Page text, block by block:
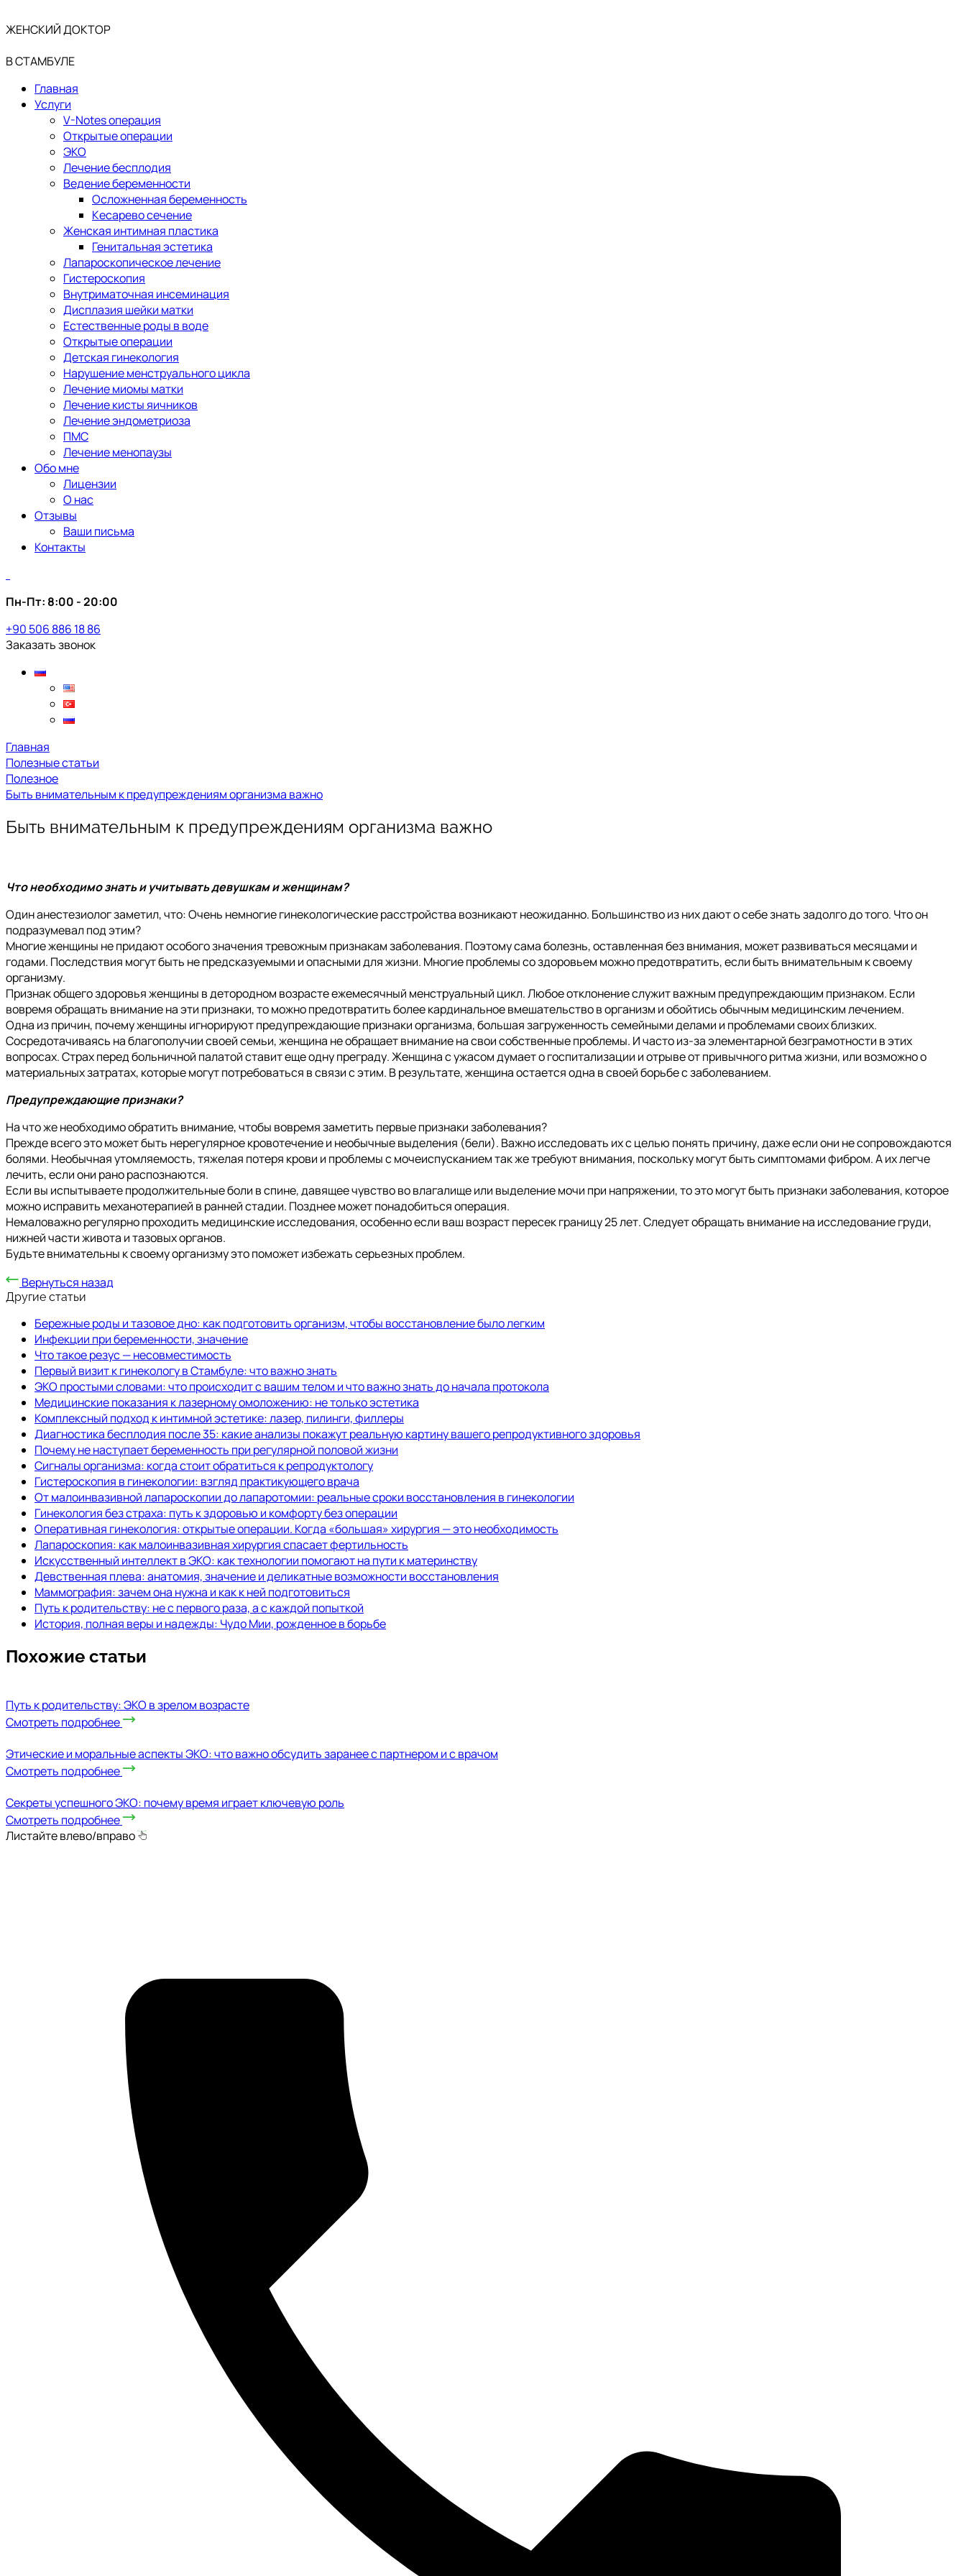
ЖЕНСКИЙ ДОКТОР
В СТАМБУЛЕ
Главная
Услуги
V-Notes операция
Открытые операции
ЭКО
Лечение бесплодия
Ведение беременности
Осложненная беременность
Кесарево сечение
Женская интимная пластика
Генитальная эстетика
Лапароскопическое лечение
Гистероскопия
Внутриматочная инсеминация
Дисплазия шейки матки
Естественные роды в воде
Открытые операции
Детская гинекология
Нарушение менструального цикла
Лечение миомы матки
Лечение кисты яичников
Лечение эндометриоза
ПМС
Лечение менопаузы
Обо мне
Лицензии
О нас
Отзывы
Ваши письма
Контакты
Пн-Пт: 8:00 - 20:00
+90 506 886 18 86
Заказать звонок
Главная
Полезные статьи
Полезное
Быть внимательным к предупреждениям организма важно
Быть внимательным к предупреждениям организма важно
Что необходимо знать и учитывать девушкам и женщинам?
Один анестезиолог заметил, что: Очень немногие гинекологические расстройства возникают неожиданно. Большинство из них дают о себе знать задолго до того. Что он
подразумевал под этим?
Многие женщины не придают особого значения тревожным признакам заболевания. Поэтому сама болезнь, оставленная без внимания, может развиваться месяцами и
годами. Последствия могут быть не предсказуемыми и опасными для жизни. Многие проблемы со здоровьем можно предотвратить, если быть внимательным к своему
организму.
Признак общего здоровья женщины в детородном возрасте ежемесячный менструальный цикл. Любое отклонение служит важным предупреждающим признаком. Если
вовремя обращать внимание на эти признаки, то можно предотвратить более кардинальное вмешательство в организм и обойтись обычным медицинским лечением.
Одна из причин, почему женщины игнорируют предупреждающие признаки организма, большая загруженность семейными делами и проблемами своих близких.
Сосредотачиваясь на благополучии своей семьи, женщина не обращает внимание на свои собственные проблемы. И часто из-за элементарной безграмотности в этих
вопросах. Страх перед больничной палатой ставит еще одну преграду. Женщина с ужасом думает о госпитализации и отрыве от привычного ритма жизни, или возможно о
материальных затратах, которые могут потребоваться в связи с этим. В результате, женщина остается одна в своей борьбе с заболеванием.
Предупреждающие признаки?
На что же необходимо обратить внимание, чтобы вовремя заметить первые признаки заболевания?
Прежде всего это может быть нерегулярное кровотечение и необычные выделения (бели). Важно исследовать их с целью понять причину, даже если они не сопровождаются
болями. Необычная утомляемость, тяжелая потеря крови и проблемы с мочеиспусканием так же требуют внимания, поскольку могут быть симптомами фибром. А их легче
лечить, если они рано распознаются.
Если вы испытываете продолжительные боли в спине, давящее чувство во влагалище или выделение мочи при напряжении, то это могут быть признаки заболевания, которое
можно исправить механотерапией в ранней стадии. Позднее может понадобиться операция.
Немаловажно регулярно проходить медицинские исследования, особенно если ваш возраст пересек границу 25 лет. Следует обращать внимание на исследование груди,
нижней части живота и тазовых органов.
Будьте внимательны к своему организму это поможет избежать серьезных проблем.
Вернуться назад
Другие статьи
Бережные роды и тазовое дно: как подготовить организм, чтобы восстановление было легким
Инфекции при беременности, значение
Что такое резус — несовместимость
Первый визит к гинекологу в Стамбуле: что важно знать
ЭКО простыми словами: что происходит с вашим телом и что важно знать до начала протокола
Медицинские показания к лазерному омоложению: не только эстетика
Комплексный подход к интимной эстетике: лазер, пилинги, филлеры
Диагностика бесплодия после 35: какие анализы покажут реальную картину вашего репродуктивного здоровья
Почему не наступает беременность при регулярной половой жизни
Сигналы организма: когда стоит обратиться к репродуктологу
Гистероскопия в гинекологии: взгляд практикующего врача
От малоинвазивной лапароскопии до лапаротомии: реальные сроки восстановления в гинекологии
Гинекология без страха: путь к здоровью и комфорту без операции
Оперативная гинекология: открытые операции. Когда «большая» хирургия — это необходимость
Лапароскопия: как малоинвазивная хирургия спасает фертильность
Искусственный интеллект в ЭКО: как технологии помогают на пути к материнству
Девственная плева: анатомия, значение и деликатные возможности восстановления
Маммография: зачем она нужна и как к ней подготовиться
Путь к родительству: не с первого раза, а с каждой попыткой
История, полная веры и надежды: Чудо Мии, рожденное в борьбе
Похожие статьи
Путь к родительству: ЭКО в зрелом возрасте
Смотреть подробнее
Этические и моральные аспекты ЭКО: что важно обсудить заранее с партнером и с врачом
Смотреть подробнее
Секреты успешного ЭКО: почему время играет ключевую роль
Смотреть подробнее
Листайте влево/вправо